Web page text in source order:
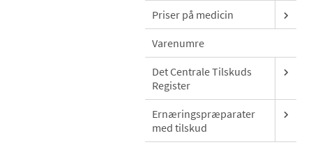
Priser på medicin
Varenumre
Det Centrale Tilskuds
Register
Ernæringspræparater
med tilskud